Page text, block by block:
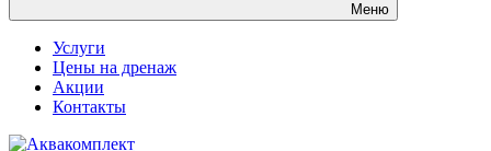
Меню
Услуги
Цены на дренаж
Акции
Контакты